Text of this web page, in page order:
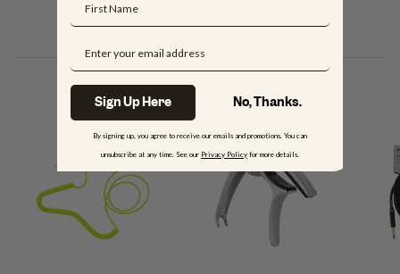
คุณอาจชอบสิ่งนี้
Sign Up Here No, Thanks.
By signing up, you agree to receive our emails and promotions. You can
unsubscribe at any time. See our Privacy Policy for more details.